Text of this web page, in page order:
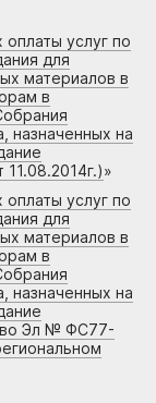
услуг по
для
материалов в
в
назначенных на
»
услуг по
для
материалов в
в
назначенных на
во Эл № ФС77-